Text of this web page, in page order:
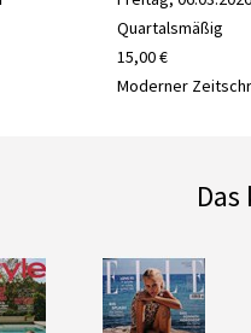
Quartalsmäßig
15,00 €
Moderner